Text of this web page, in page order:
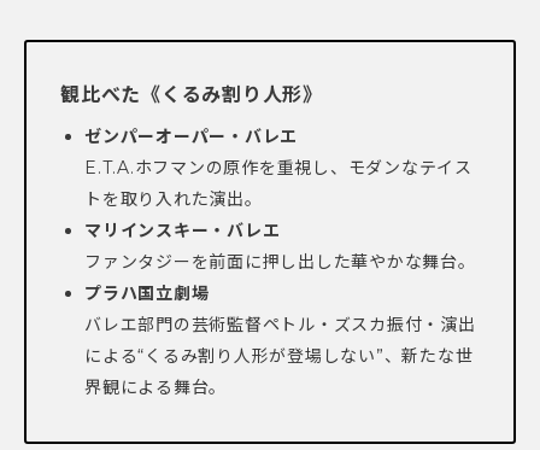
観比べた《くるみ割り人形》
ゼンパーオーパー・バレエ
E.T.A.ホフマンの原作を重視し、モダンなテイス
トを取り入れた演出。
マリインスキー・バレエ
ファンタジーを前面に押し出した華やかな舞台。
プラハ国立劇場
バレエ部門の芸術監督ペトル・ズスカ振付・演出
による“くるみ割り人形が登場しない”、新たな世
界観による舞台。